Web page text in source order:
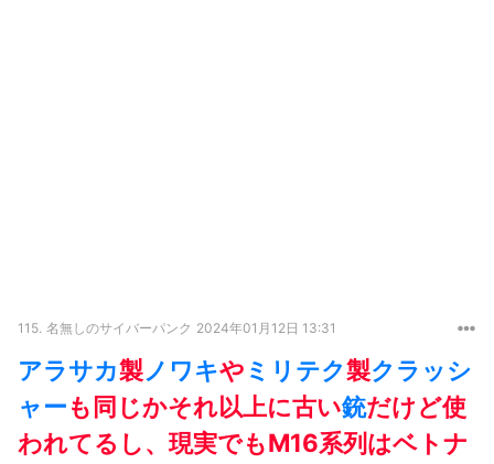
115. 名無しのサイバーパンク 2024年01月12日 13:31
アラサカ製ノワキや ミリテク製クラッシ
ャーも同じかそれ以上に古い銃だけど使
われてるし、現実でもM16系列はベトナ